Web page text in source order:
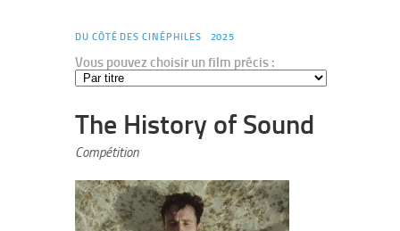
DU CÔTÉ DES CINÉPHILES 2025
Vous pouvez choisir un film précis :
The History of Sound
Compétition